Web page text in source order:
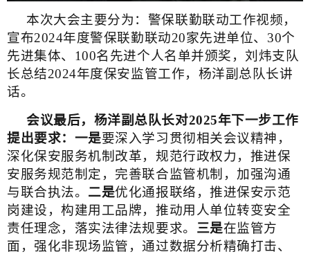
本次大会主要分为：警保联勤联动工作视频，
宣布2024年度警保联勤联动20家先进单位、30个
先进集体、100名先进个人名单并颁奖，刘炜支队
长总结2024年度保安监管工作，杨洋副总队长讲
话。
会议最后，杨洋副总队长对2025年下一步工作
提出要求：一是要深入学习贯彻相关会议精神，
深化保安服务机制改革，规范行政权力，推进保
安服务规范制定，完善联合监管机制，加强沟通
与联合执法。 二是优化通报联络，推进保安示范
岗建设，构建用工品牌，推动用人单位转变安全
责任理念，落实法律法规要求。 三是在监管方
面，强化非现场监管，通过数据分析精确打击、